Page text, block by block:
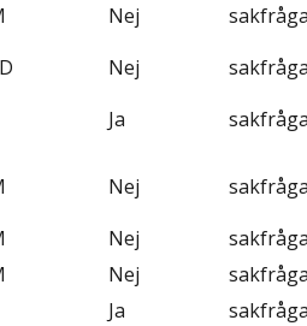
Nej
Nej
Ja
Nej
Nej
Nej
Ja